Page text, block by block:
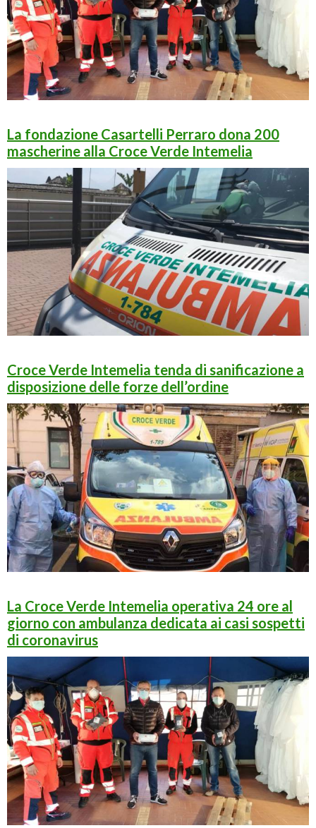
La fondazione Casartelli Perraro dona 200
mascherine alla Croce Verde Intemelia
Croce Verde Intemelia tenda di sanificazione a
disposizione delle forze dell’ordine
La Croce Verde Intemelia operativa 24 ore al
giorno con ambulanza dedicata ai casi sospetti
di coronavirus